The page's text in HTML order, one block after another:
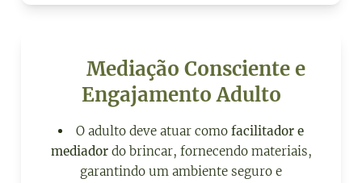
🤝 Mediação Consciente e
Engajamento Adulto
O adulto deve atuar como facilitador e
mediadordo brincar, fornecendo materiais,
garantindo um ambiente seguro e